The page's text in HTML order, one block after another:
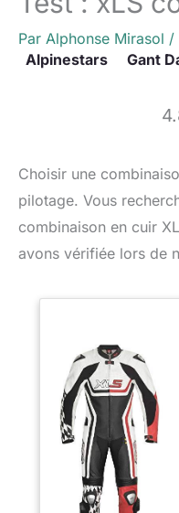
Par Alphonse Mirasol /
Alpinestars
Gant
Choisir une
pilotage. Vous
combinaison en cuir
avons vérifiée lors de